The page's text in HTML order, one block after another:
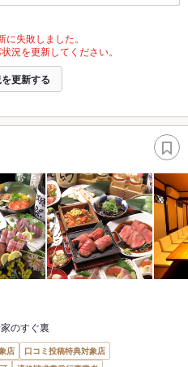
失敗しました。
況を更新してください。
更新する
のすぐ裏
店
口コミ投稿特典対象店